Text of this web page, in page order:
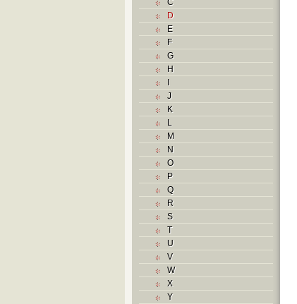
D
E
F
G
H
I
J
K
L
M
N
O
P
Q
R
S
T
U
V
W
X
Y